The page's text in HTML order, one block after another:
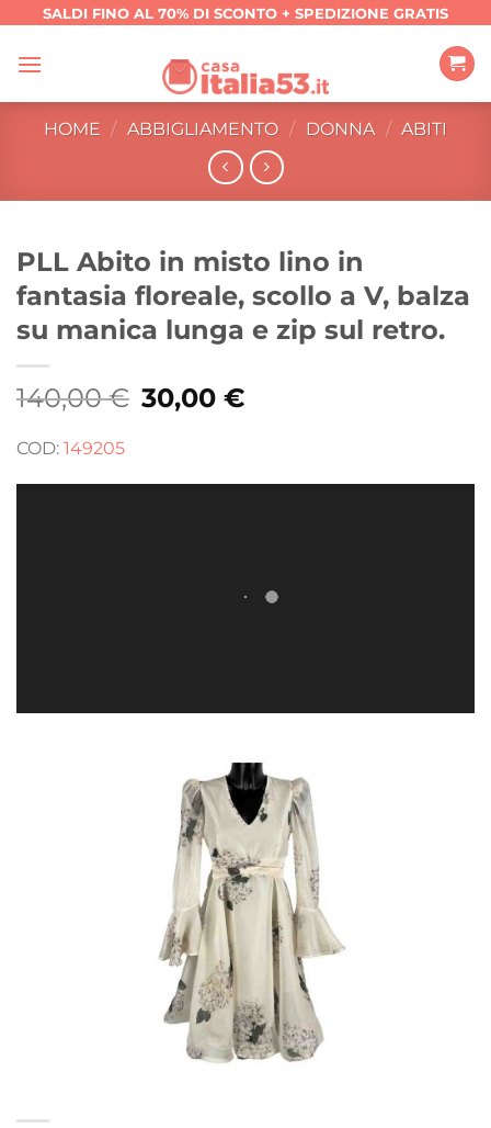
contenuti
SALDI FINO AL 70% DI SCONTO + SPEDIZIONE GRATIS
HOME / ABBIGLIAMENTO / DONNA / ABITI
PLL Abito in misto lino in
fantasia floreale, scollo a V, balza
su manica lunga e zip sul retro.
140,00€ Il
prezzo
30,00€Il
prezzo
COD: 149205